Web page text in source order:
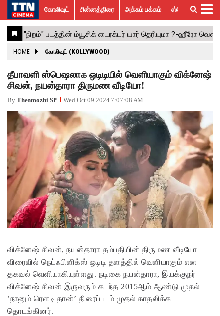
கோலிவுட்
சின்னத்திரை
பாலிவுட்
ஹாலிவுட்
அக்கம்
பக்கம்
ஸ்பெஷல்
ஸ்டோரீஸ்
விமர்சனம்
GALLERY
ACTRESS
ACTORS
MOVIESTILLS
EVENTS
VIDEOS
What’s
Hot
Trending
News
கோலிவுட் சின்னத்திரை அக்கம் பக்கம் ஸ்பெஷல் ஸ்டோரீஸ்
HOME கோலிவுட் (KOLLYWOOD)
தீபாவளி ஸ்பெஷலாக ஒடிடியில் வெளியாகும் விக்னேஷ்
சிவன், நயன்தாரா திருமண வீடியோ!
By Thenmozhi SP Wed Oct 09 2024 7:07:08 AM
விக்னேஷ் சிவன், நயன்தாரா தம்பதியின் திருமண வீடியோ
விரைவில் நெட்ஃபிளிக்ஸ் ஒடிடி தளத்தில் வெளியாகும் என
தகவல் வெளியாகியுள்ளது. நடிகை நயன்தாரா, இயக்குநர்
விக்னேஷ் சிவன் இருவரும் கடந்த 2015ஆம் ஆண்டு முதல்
’நானும் ரௌடி தான்’ திரைப்படம் முதல் காதலிக்க
தொடங்கினர்.